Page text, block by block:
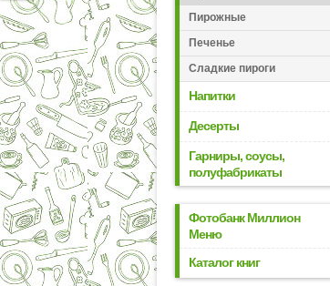
Пирожные
Печенье
Сладкие пироги
Напитки
Десерты
Гарниры, соусы,
полуфабрикаты
Фотобанк Миллион
Меню
Каталог книг